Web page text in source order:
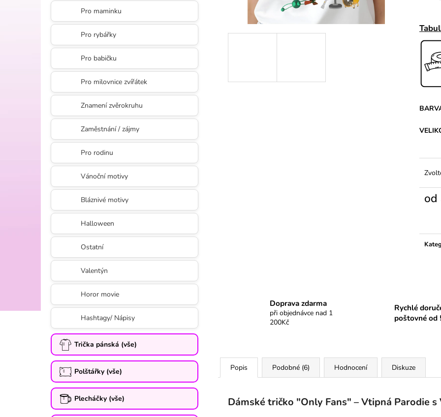
Pro maminku
Pro rybářky
Pro babičku
Pro milovnice zvířátek
Znamení zvěrokruhu
Zaměstnání / zájmy
Pro rodinu
Vánoční motivy
Bláznivé motivy
Halloween
Ostatní
Valentýn
Horor movie
Hashtagy/ Nápisy
Trička pánská (vše)
Polštářky (vše)
Plecháčky (vše)
od
Doprava zdarma
při objednávce nad 1
200Kč
Rychlé
poštovné od
Popis Podobné (6) Hodnocení Diskuze
Dámské tričko "Only Fans" – Vtipná Parodie s